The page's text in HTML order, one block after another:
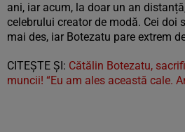
ani, iar acum, la doar un an
celebrului creator de modă. Cei doi
mai des, iar Botezatu pare extrem
CITEȘTE ȘI: Cătălin Botezatu,
muncii! “Eu am ales această cale.